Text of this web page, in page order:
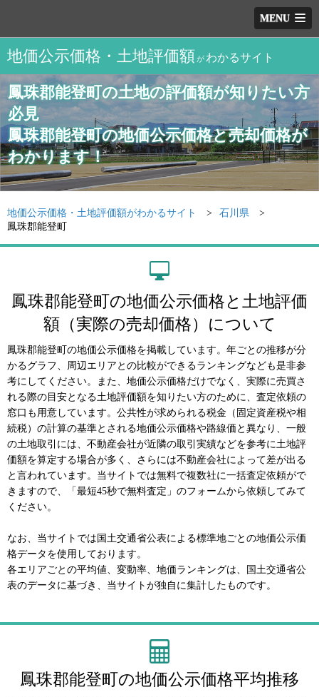
MENU
地価公示価格・土地評価額が わかるサイト
鳳珠郡能登町の土地の評価額が知りたい方
必見
鳳珠郡能登町の地価公示価格と売却価格が
わかります！
地価公示価格・土地評価額がわかるサイト
石川県
鳳珠郡能登町
鳳珠郡能登町の地価公示価格と土地評価
額（実際の売却価格）について
鳳珠郡能登町の地価公示価格を掲載しています。年ごとの推移が分
かるグラフ、周辺エリアとの比較ができるランキングなども是非参
考にしてください。また、地価公示価格だけでなく、実際に売買さ
れる際の目安となる土地評価額を知りたい方のために、査定依頼の
窓口も用意しています。公共性が求められる税金（固定資産税や相
続税）の計算の基準とされる地価公示価格や路線価と異なり、一般
の土地取引には、不動産会社が近隣の取引実績などを参考に土地評
価額を算定する場合が多く、さらには不動産会社によって差が出る
と言われています。当サイトでは無料で複数社に一括査定依頼がで
きますので、「最短45秒で無料査定」のフォームから依頼してみて
ください。
なお、当サイトでは国土交通省公表による標準地ごとの地価公示価
格データを使用しております。
各エリアごとの平均値、変動率、地価ランキングは、国土交通省公
表のデータに基づき、当サイトが独自に集計したものです。
鳳珠郡能登町の地価公示価格平均推移